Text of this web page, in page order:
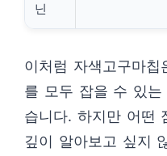
닌
이처럼 자색고구마
를 모두 잡을 수 있
습니다. 하지만 어떤
깊이 알아보고 싶지